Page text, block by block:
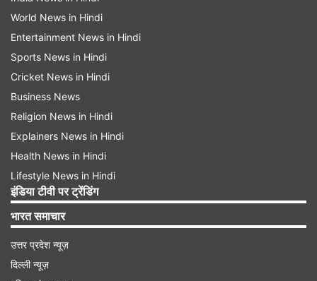
World News in Hindi
Entertainment News in Hindi
Sports News in Hindi
Cricket News in Hindi
Business News
Religion News in Hindi
Explainers News in Hindi
Health News in Hindi
Lifestyle News in Hindi
इंडिया टीवी पर ट्रेंडिंग
भारत समाचार
उत्तर प्रदेश न्यूज़
दिल्ली न्यूज़